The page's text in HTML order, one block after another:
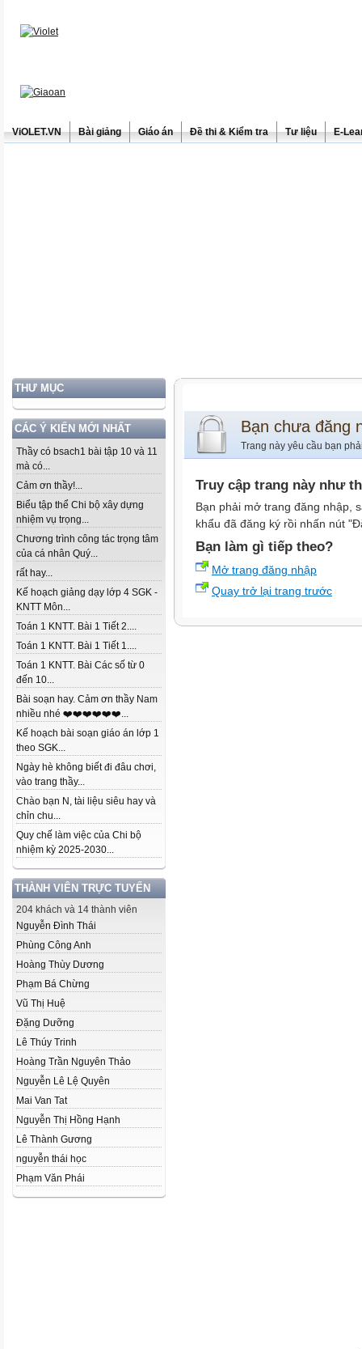
ViOLET.VN Bài giảng Giáo án Đề thi & Kiểm tra Tư liệu E-
THƯ MỤC
CÁC Ý KIẾN MỚI NHẤT
Thầy có bsach1 bài tập 10 và 11
mà có...
Cảm ơn thầy!...
Biểu tập thể Chi bộ xây dựng
nhiệm vụ trọng...
Chương trình công tác trọng tâm
của cá nhân Quý...
rất hay...
Kế hoạch giảng dạy lớp 4 SGK -
KNTT Môn...
Toán 1 KNTT. Bài 1 Tiết 2....
Toán 1 KNTT. Bài 1 Tiết 1....
Toán 1 KNTT. Bài Các số từ 0
đến 10...
Bài soạn hay. Cảm ơn thầy Nam
nhiều nhé ❤️❤️❤️❤️❤️❤️...
Kế hoạch bài soạn giáo án lớp 1
theo SGK...
Ngày hè không biết đi đâu chơi,
vào trang thầy...
Chào bạn N, tài liệu siêu hay và
chỉn chu...
Quy chế làm việc của Chi bộ
nhiệm kỳ 2025-2030...
THÀNH VIÊN TRỰC TUYẾN
204 khách và 14 thành viên
Nguyễn Đình Thái
Phùng Công Anh
Hoàng Thùy Dương
Phạm Bá Chừng
Vũ Thị Huệ
Đặng Dưỡng
Lê Thúy Trinh
Hoàng Trần Nguyên Thảo
Nguyễn Lê Lệ Quyên
Mai Van Tat
Nguyễn Thị Hồng Hạnh
Lê Thành Gương
nguyễn thái học
Phạm Văn Phái
Bạn chưa đăng
Trang này yêu cầu bạn
Truy cập trang này như
Bạn phải mở trang đăng nhập,
khẩu đã đăng ký rồi nhấn nút
Bạn làm gì tiếp theo?
Mở trang đăng nhập
Quay trở lại trang trước